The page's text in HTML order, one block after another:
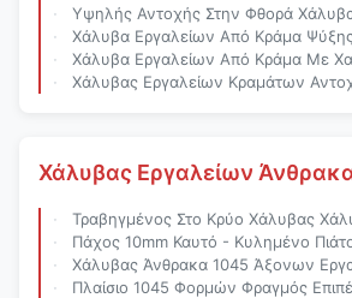
Υψηλής Αντοχής Στην Φθορά Χάλυβα Από Κράμα Εργαλείων Με Υψηλή Σκληρότητα Και
Χάλυβα Εργαλείων Από Κράμα Ψύξης Πετρελαίου Με Θερμική Επεξεργασία Υπό Κενό Και Υψηλή
Χάλυβα Εργαλείων Από Κράμα Με Χαμηλή Επιμήκυνση
Χάλυβας Εργαλείων Κραμάτων Αντοχής Υψηλής Απόδοσης Με Υψηλή Αντοχή Στη Φθορά Και Θερμή
Χάλυβας Εργαλείων
Τραβηγμένος Στο Κρύο Χάλυβας Χάλυβα Υψηλού
Πάχος 10mm Καυτό - Κυλημένο Πιάτο
Χάλυβας Άνθρακα 1045 Άξονων Εργαλείων c45 s45c
Πλαίσιο 1045 Φορμών Φραγμός Επιπέδων